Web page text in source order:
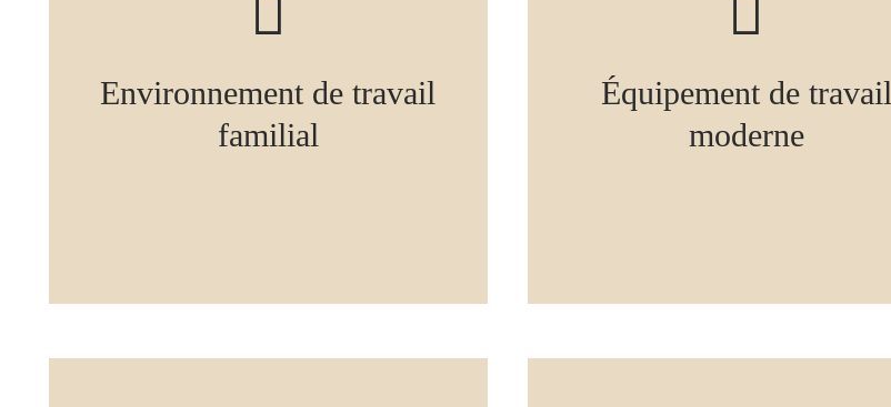
Environnement de travail
familial
Équipement de travail
moderne